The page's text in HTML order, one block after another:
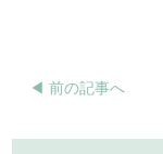
◀︎ 前の記事へ